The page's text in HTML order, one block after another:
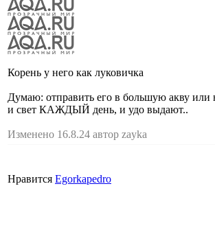
Корень у него как луковичка
Думаю: отправить его в большую акву или
и свет КАЖДЫЙ день, и удо выдают..
Изменено 16.8.24 автор zayka
Нравится Egorkapedro